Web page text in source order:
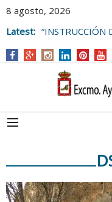
8 agosto, 2026
Latest: “INSTRUCCIÓN